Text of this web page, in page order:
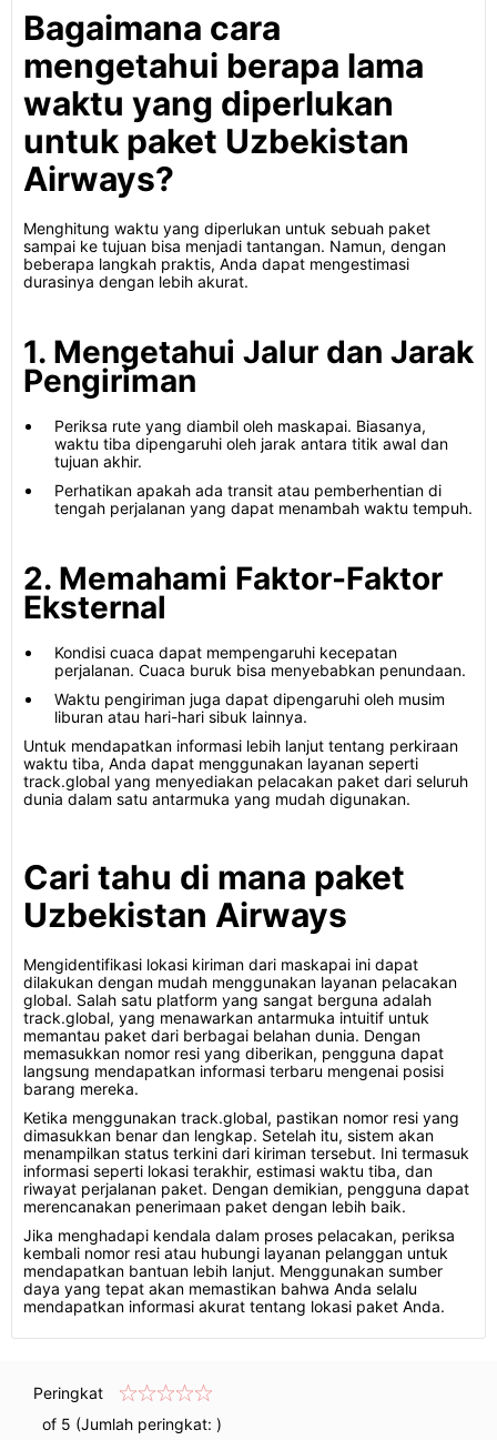
Bagaimana cara
mengetahui berapa lama
waktu yang diperlukan
untuk paket Uzbekistan
Airways?
Menghitung waktu yang diperlukan untuk sebuah paket
sampai ke tujuan bisa menjadi tantangan. Namun, dengan
beberapa langkah praktis, Anda dapat mengestimasi
durasinya dengan lebih akurat.
1. Mengetahui Jalur dan Jarak
Pengiriman
Periksa rute yang diambil oleh maskapai. Biasanya,
waktu tiba dipengaruhi oleh jarak antara titik awal dan
tujuan akhir.
Perhatikan apakah ada transit atau pemberhentian di
tengah perjalanan yang dapat menambah waktu tempuh.
2. Memahami Faktor-Faktor
Eksternal
Kondisi cuaca dapat mempengaruhi kecepatan
perjalanan. Cuaca buruk bisa menyebabkan penundaan.
Waktu pengiriman juga dapat dipengaruhi oleh musim
liburan atau hari-hari sibuk lainnya.
Untuk mendapatkan informasi lebih lanjut tentang perkiraan
waktu tiba, Anda dapat menggunakan layanan seperti
track.global yang menyediakan pelacakan paket dari seluruh
dunia dalam satu antarmuka yang mudah digunakan.
Cari tahu di mana paket
Uzbekistan Airways
Mengidentifikasi lokasi kiriman dari maskapai ini dapat
dilakukan dengan mudah menggunakan layanan pelacakan
global. Salah satu platform yang sangat berguna adalah
track.global, yang menawarkan antarmuka intuitif untuk
memantau paket dari berbagai belahan dunia. Dengan
memasukkan nomor resi yang diberikan, pengguna dapat
langsung mendapatkan informasi terbaru mengenai posisi
barang mereka.
Ketika menggunakan track.global, pastikan nomor resi yang
dimasukkan benar dan lengkap. Setelah itu, sistem akan
menampilkan status terkini dari kiriman tersebut. Ini termasuk
informasi seperti lokasi terakhir, estimasi waktu tiba, dan
riwayat perjalanan paket. Dengan demikian, pengguna dapat
merencanakan penerimaan paket dengan lebih baik.
Jika menghadapi kendala dalam proses pelacakan, periksa
kembali nomor resi atau hubungi layanan pelanggan untuk
mendapatkan bantuan lebih lanjut. Menggunakan sumber
daya yang tepat akan memastikan bahwa Anda selalu
mendapatkan informasi akurat tentang lokasi paket Anda.
Peringkat
of 5 (Jumlah peringkat: )